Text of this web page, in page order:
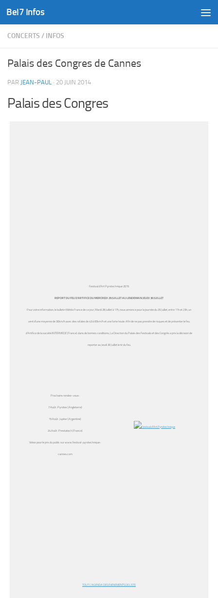
Skip to content
Bel7 Infos
CONCERTS / INFOS
Palais des Congres de Cannes
PAR JEAN-PAUL · 20 JUIN 2014
Palais des Congres
Festival d’Art Pyrotechnique 2015
REPORT DU FEU D’ARTIFICE DU MERCREDI 29 JUILLET AU LENDEMAIN JEUDI 30 JUILLET
Pour votre information, le bulletin Météo France de ce jour, Mardi 28 Juillet à 17h, nous annonce pour la journée du 29 Juillet, entre 11h et 23h, un
vent d’une moyenne de 30km/h avec des rafales de 43 à 65km/h et une forte houle. Afin de ne pas prendre de risques et de présenter le feu
d’Artifice de la société INTERMEDE (France) dans de bonnes conditions, La Direction du Palais des Festivals et des Congrès a pris la décision de
reporter au Jeudi 30 Juillet le tir du feu.
Prochains rendez-vous :
7 Août : Pyrotex (Angleterre)
15 Août : Jupiter (Argentine)
24 Août : Prestatech (France)
Votez pour le prix du public sur www.festival-pyrotechnique-
cannes.com
TOUT L’AGENDA DES EVENEMENTS DE L’ETE